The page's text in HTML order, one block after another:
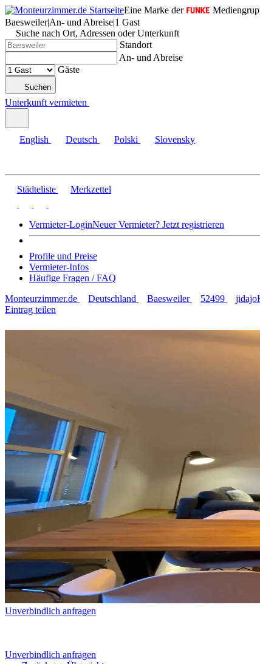
Eine Marke der
Baesweiler|An- und Abreise|1 Gast
Suche nach Ort, Adressen oder Unterkunft
Standort
An- und Abreise
Gäste
Suchen
Unterkunft vermieten
English Deutsch Polski Slovensky
Städteliste Merkzettel
Vermieter-LoginNeuer Vermieter? Jetzt registrieren
Profile und Preise
Vermieter-Infos
Häufige Fragen / FAQ
Monteurzimmer.de
Deutschland Baesweiler 52499
Eintrag teilen
Unverbindlich anfragen
Unverbindlich anfragen